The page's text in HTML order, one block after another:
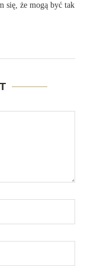
się, że mogą być tak